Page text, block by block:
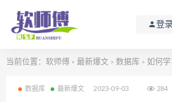
登
当前位置： 软师傅 > 最新爆文 > 数据库 > 如何学
数据库 最新爆文 2023-09-03 284